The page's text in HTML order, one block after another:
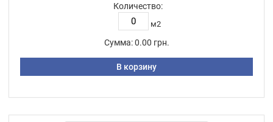
Количество:
м2
Сумма: 0.00 грн.
В корзину